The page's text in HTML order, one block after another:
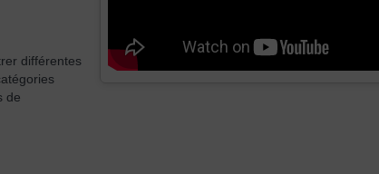
différentes
de